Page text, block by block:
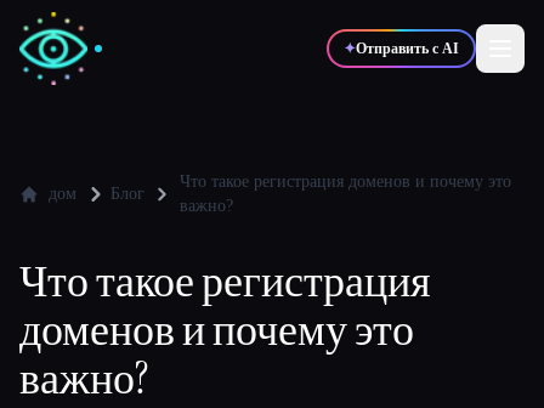
✦Отправить с AI
🎨Дизайнеры
💻
🎓Студенты 🎬Креаторы
дом Блог
Что такое регистрация доменов и почему это
важно?
Что такое регистрация
доменов и почему это
важно?